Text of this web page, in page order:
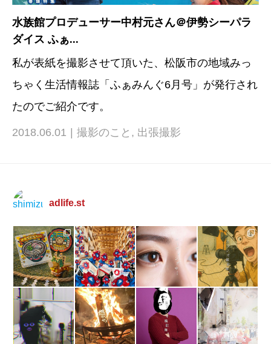
水族館プロデューサー中村元さん＠伊勢シーパラ
ダイス ふぁ...
私が表紙を撮影させて頂いた、松阪市の地域みっ
ちゃく生活情報誌「ふぁみんぐ6月号」が発行され
たのでご紹介です。
2018.06.01 撮影のこと , 出張撮影
adlife.st